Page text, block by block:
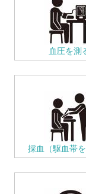
血圧を測
採血（駆血帯を